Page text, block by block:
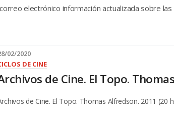
electrónico información actualizada sobre
02/2020
DE CINE
de Cine. El Topo.
de Cine. El Topo. Thomas Alfredson. 2011 (20